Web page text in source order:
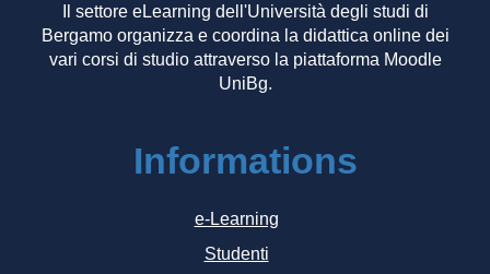
Il settore eLearning dell'Università degli studi di
Bergamo organizza e coordina la didattica online dei
vari corsi di studio attraverso la piattaforma Moodle
UniBg.
Informations
e-Learning
Studenti